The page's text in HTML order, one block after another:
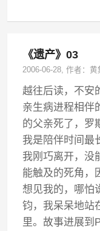
《遗产》03
2006-06-28, 作者：黄
越往后读，不安
亲生病进程相伴
的父亲死了，罗
我是陪伴时间最
我刚巧离开，没
能触及的死角，
想见我的，哪怕
钧，我呆呆地站
里。故事进展到